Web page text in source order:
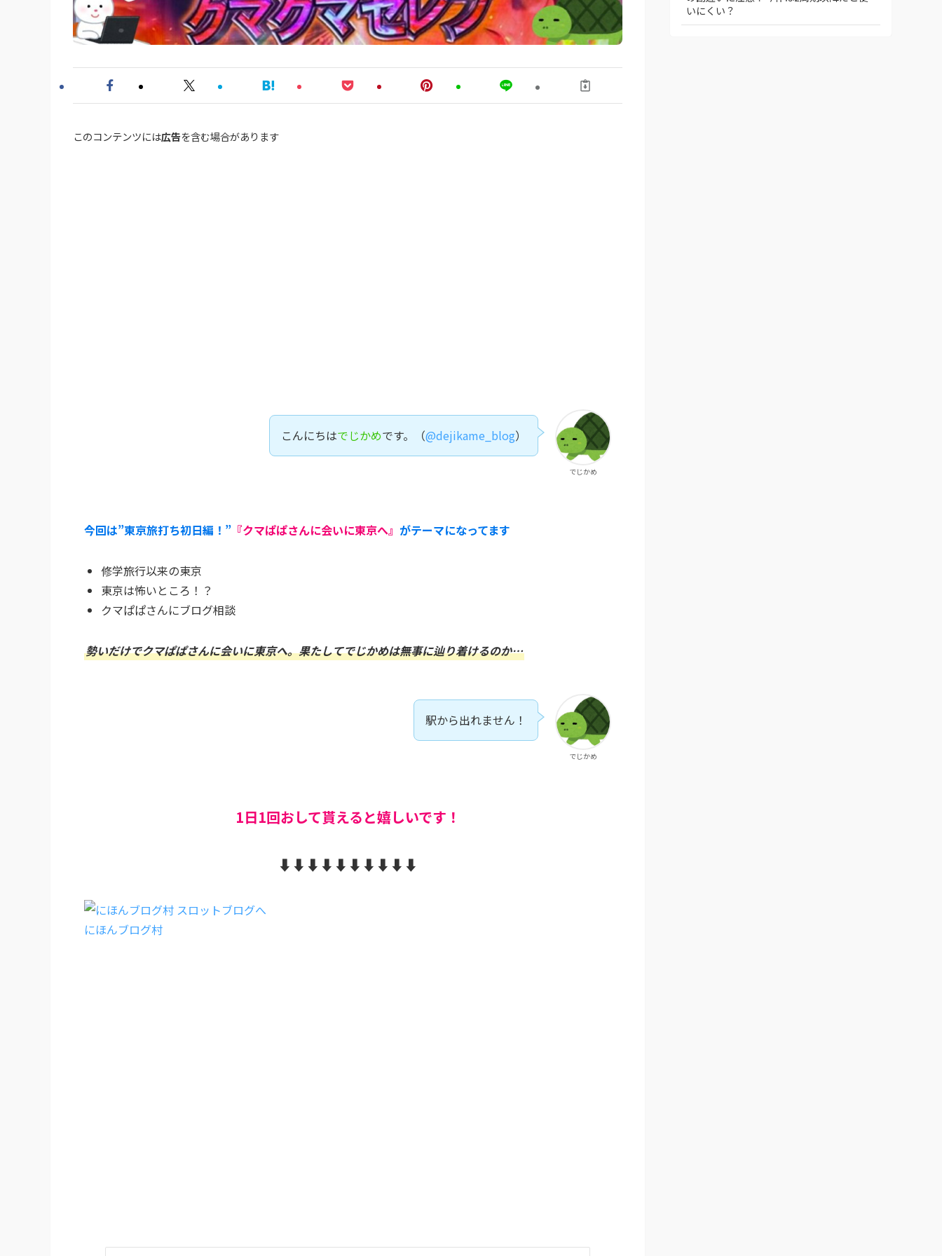
このコンテンツには広告を含む場合があります
でじかめ
こんにちはでじかめです。（@dejikame_blog）
今回は”東京旅打ち初日編！” 『クマぱぱさんに会いに東京へ』 がテーマになってます
修学旅行以来の東京
東京は怖いところ！？
クマぱぱさんにブログ相談
勢いだけでクマぱぱさんに会いに東京へ。果たしてでじかめは無事に辿り着けるのか…
でじかめ
駅から出れません！
1日1回おして貰えると嬉しいです！
⬇︎⬇︎⬇︎⬇︎⬇︎⬇︎⬇︎⬇︎⬇︎⬇︎
にほんブログ村
いにくい？